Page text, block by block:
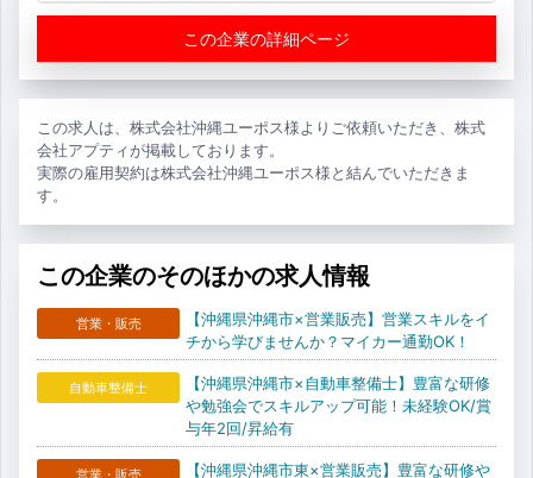
この企業の詳細ページ
この求人は、株式会社沖縄ユーポス様よりご依頼いただき、株式
会社アプティが掲載しております。
実際の雇用契約は株式会社沖縄ユーポス様と結んでいただきま
す。
この企業のそのほかの求人情報
営業・販売
【沖縄県沖縄市×営業販売】営業スキルをイ
チから学びませんか？マイカー通勤OK！
自動車整備士
【沖縄県沖縄市×自動車整備士】豊富な研修
や勉強会でスキルアップ可能！未経験OK/賞
与年2回/昇給有
営業・販売
【沖縄県沖縄市東×営業販売】豊富な研修や